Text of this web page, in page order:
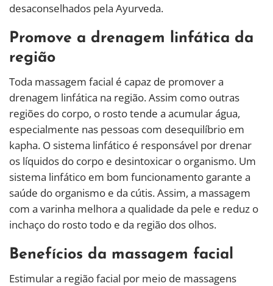
desaconselhados pela Ayurveda.
Promove a drenagem linfática da
região
Toda massagem facial é capaz de promover a
drenagem linfática na região. Assim como outras
regiões do corpo, o rosto tende a acumular água,
especialmente nas pessoas com desequilíbrio em
kapha. O sistema linfático é responsável por drenar
os líquidos do corpo e desintoxicar o organismo. Um
sistema linfático em bom funcionamento garante a
saúde do organismo e da cútis. Assim, a massagem
com a varinha melhora a qualidade da pele e reduz o
inchaço do rosto todo e da região dos olhos.
Benefícios da massagem facial
Estimular a região facial por meio de massagens